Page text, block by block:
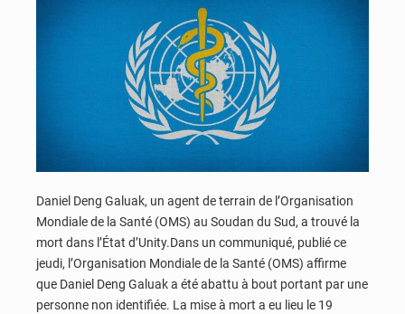
Daniel Deng Galuak, un agent de terrain de l’Organisation
Mondiale de la Santé (OMS) au Soudan du Sud, a trouvé la
mort dans l’État d’Unity.Dans un communiqué, publié ce
jeudi, l’Organisation Mondiale de la Santé (OMS) affirme
que Daniel Deng Galuak a été abattu à bout portant par une
personne non identifiée. La mise à mort a eu lieu le 19